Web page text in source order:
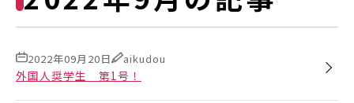
外国人奨学生 第1号！
2022年09月20日 aikudou